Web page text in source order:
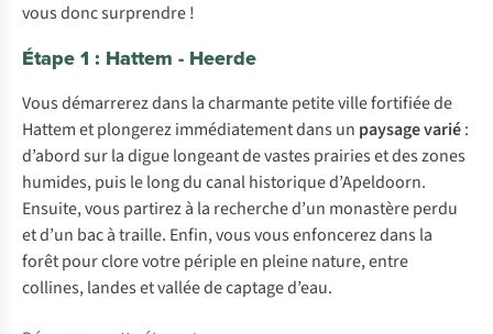
vous donc surprendre !
Étape 1 : Hattem - Heerde
Vous démarrerez dans la charmante petite ville fortifiée de
Hattem et plongerez immédiatement dans un paysage varié:
d’abord sur la digue longeant de vastes prairies et des zones
humides, puis le long du canal historique d’Apeldoorn.
Ensuite, vous partirez à la recherche d’un monastère perdu
et d’un bac à traille. Enfin, vous vous enfoncerez dans la
forêt pour clore votre périple en pleine nature, entre
collines, landes et vallée de captage d’eau.